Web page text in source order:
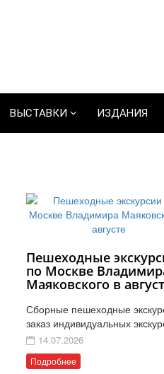
ВЫСТАВКИ ИЗДАНИЯ
Пешеходные
по Москве
Маяковского в
Сборные пешеходные
заказ индивидуальных
14.07.2026
Подробнее